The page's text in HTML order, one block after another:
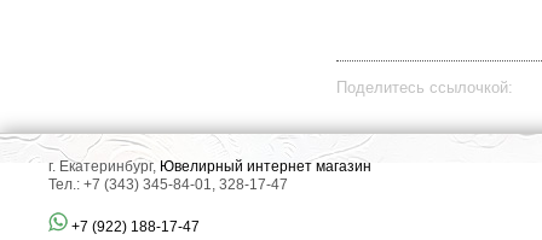
Поделитесь ссылочкой:
г. Екатеринбург, Ювелирный интернет магазин
Тел.: +7 (343) 345-84-01, 328-17-47
+7 (922) 188-17-47